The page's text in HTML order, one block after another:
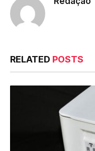
RELATED POSTS